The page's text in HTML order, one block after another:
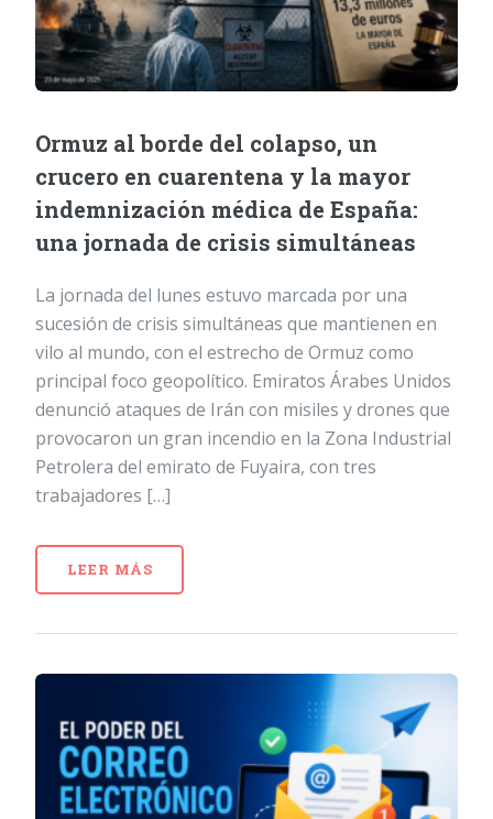
Ormuz al borde del colapso, un
crucero en cuarentena y la mayor
indemnización médica de España:
una jornada de crisis simultáneas
La jornada del lunes estuvo marcada por una
sucesión de crisis simultáneas que mantienen en
vilo al mundo, con el estrecho de Ormuz como
principal foco geopolítico. Emiratos Árabes Unidos
denunció ataques de Irán con misiles y drones que
provocaron un gran incendio en la Zona Industrial
Petrolera del emirato de Fuyaira, con tres
trabajadores […]
LEER MÁS